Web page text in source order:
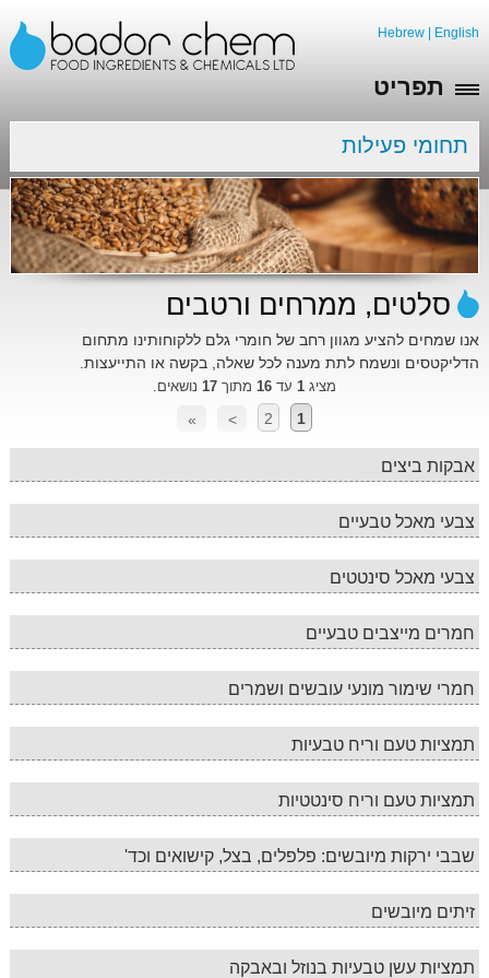
Hebrew English
תפריט
תחומי פעילות
סלטים, ממרחים ורטבים
אנו שמחים להציע מגוון רחב של חומרי גלם ללקוחותינו מתחום
הדליקטסים ונשמח לתת מענה לכל שאלה, בקשה או התייעצות.
מציג 1 עד 16 מתוך 17 נושאים.
1
2
>
»
אבקות ביצים
צבעי מאכל טבעיים
צבעי מאכל סינטטים
חמרים מייצבים טבעיים
חמרי שימור מונעי עובשים ושמרים
תמציות טעם וריח טבעיות
תמציות טעם וריח סינטטיות
שבבי ירקות מיובשים: פלפלים, בצל, קישואים וכד'
זיתים מיובשים
תמציות עשן טבעיות בנוזל ובאבקה